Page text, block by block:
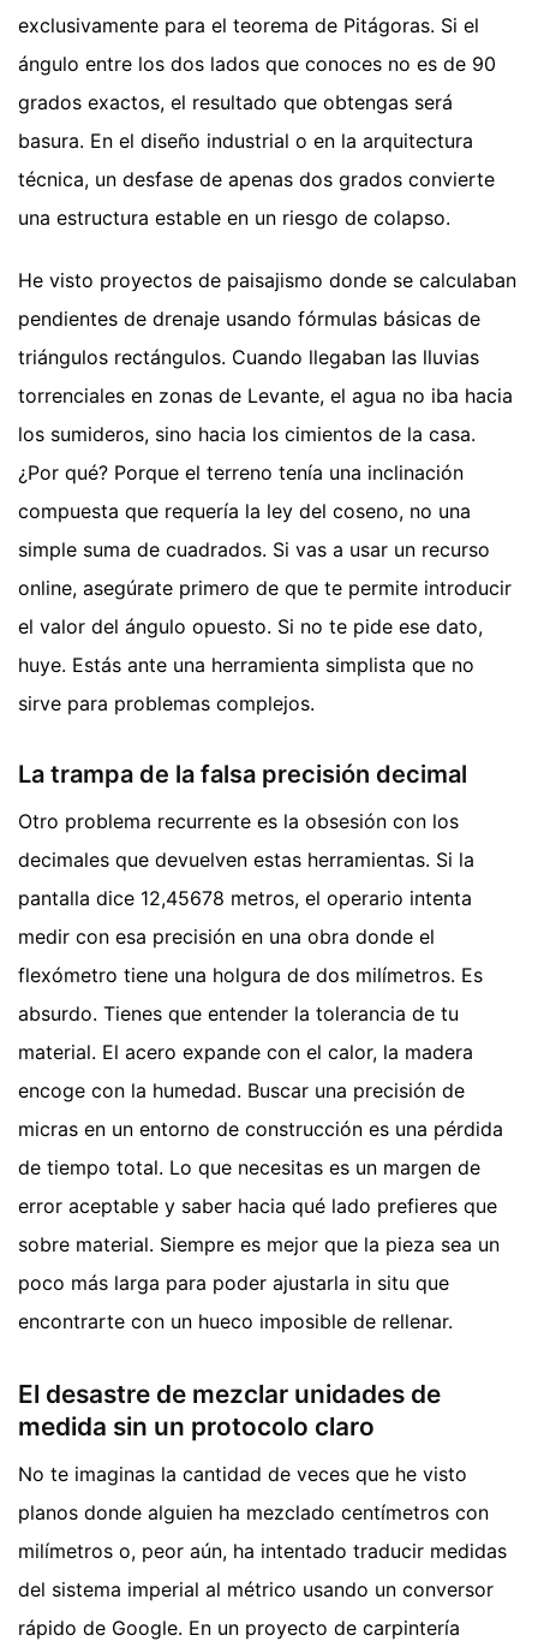
exclusivamente para el teorema de Pitágoras. Si el
ángulo entre los dos lados que conoces no es de 90
grados exactos, el resultado que obtengas será
basura. En el diseño industrial o en la arquitectura
técnica, un desfase de apenas dos grados convierte
una estructura estable en un riesgo de colapso.
He visto proyectos de paisajismo donde se calculaban
pendientes de drenaje usando fórmulas básicas de
triángulos rectángulos. Cuando llegaban las lluvias
torrenciales en zonas de Levante, el agua no iba hacia
los sumideros, sino hacia los cimientos de la casa.
¿Por qué? Porque el terreno tenía una inclinación
compuesta que requería la ley del coseno, no una
simple suma de cuadrados. Si vas a usar un recurso
online, asegúrate primero de que te permite introducir
el valor del ángulo opuesto. Si no te pide ese dato,
huye. Estás ante una herramienta simplista que no
sirve para problemas complejos.
La trampa de la falsa precisión decimal
Otro problema recurrente es la obsesión con los
decimales que devuelven estas herramientas. Si la
pantalla dice 12,45678 metros, el operario intenta
medir con esa precisión en una obra donde el
flexómetro tiene una holgura de dos milímetros. Es
absurdo. Tienes que entender la tolerancia de tu
material. El acero expande con el calor, la madera
encoge con la humedad. Buscar una precisión de
micras en un entorno de construcción es una pérdida
de tiempo total. Lo que necesitas es un margen de
error aceptable y saber hacia qué lado prefieres que
sobre material. Siempre es mejor que la pieza sea un
poco más larga para poder ajustarla in situ que
encontrarte con un hueco imposible de rellenar.
El desastre de mezclar unidades de
medida sin un protocolo claro
No te imaginas la cantidad de veces que he visto
planos donde alguien ha mezclado centímetros con
milímetros o, peor aún, ha intentado traducir medidas
del sistema imperial al métrico usando un conversor
rápido de Google. En un proyecto de carpintería